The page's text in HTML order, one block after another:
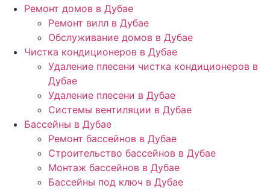
Ремонт домов в Дубае
Ремонт вилл в Дубае
Обслуживание домов в Дубае
Чистка кондиционеров в Дубае
Удаление плесени чистка кондиционеров в
Дубае
Удаление плесени в Дубае
Системы вентиляции в Дубае
Бассейны в Дубае
Ремонт бассейнов в Дубае
Строительство бассейнов в Дубае
Монтаж бассейнов в Дубае
Бассейны под ключ в Дубае